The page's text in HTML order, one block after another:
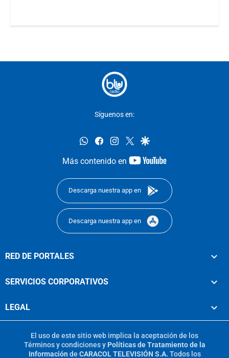
Síguenos en:
whatsappfacebookinstagram
twittergoogle
Más contenido en
youtube-
Descarga nuestra app en
Descarga nuestra app en
RED DE PORTALES
SERVICIOS CORPORATIVOS
LEGAL
El uso de este sitio web implica la aceptación de los
Términos y condicionesy Políticas de Tratamiento de la
Información de CARACOL TELEVISIÓN S.A. Todos los